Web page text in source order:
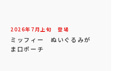
2026年 7 月 上旬 登場
ミッフィー ぬいぐるみが
ま口ポーチ